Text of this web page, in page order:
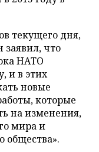
текущего дня,
что
НАТО
и в этих
новые
которые
на изменения,
мира и
общества».